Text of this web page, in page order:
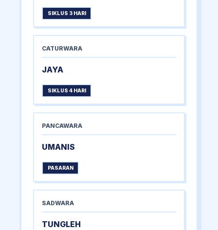
SIKLUS 3 HARI
CATURWARA
JAYA
SIKLUS 4 HARI
PANCAWARA
UMANIS
PASARAN
SADWARA
TUNGLEH